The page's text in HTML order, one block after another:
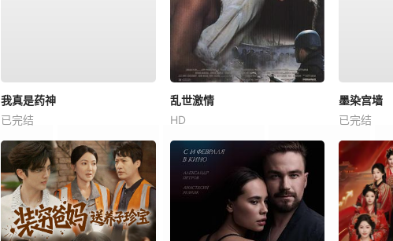
我真是药神
已完结
乱世激情
HD
墨染宫墙
已完结